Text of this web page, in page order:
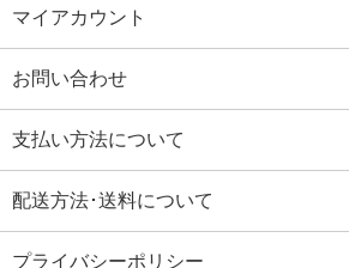
マイアカウント
お問い合わせ
支払い方法について
配送方法･送料について
プライバシーポリシー